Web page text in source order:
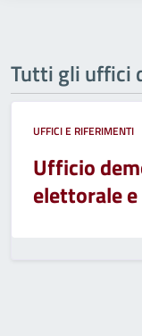
Tutti gli uffici
UFFICI E RIFERIMENTI
Ufficio
elettorale